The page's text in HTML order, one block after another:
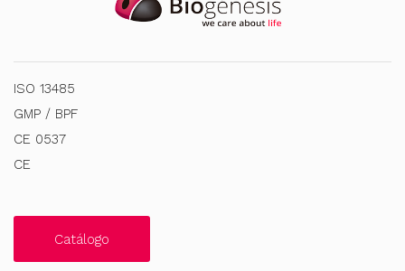
ISO 13485
GMP / BPF
CE 0537
CE
Catálogo